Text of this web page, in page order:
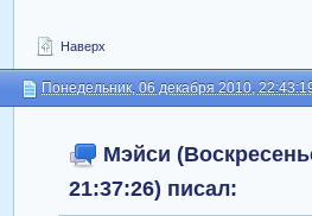
Наверх
Понедельник, 06 декабря 2010,
Мэйси
21:37:26) писал: